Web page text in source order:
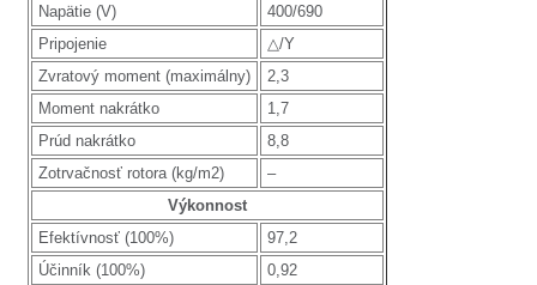
Napätie (V)
400/690
Pripojenie
△/Y
Zvratový moment (maximálny)
2,3
Moment nakrátko
1,7
Prúd nakrátko
8,8
Zotrvačnosť rotora (kg/m2)
–
Výkonnost
Efektívnosť (100%)
97,2
Účinník (100%)
0,92